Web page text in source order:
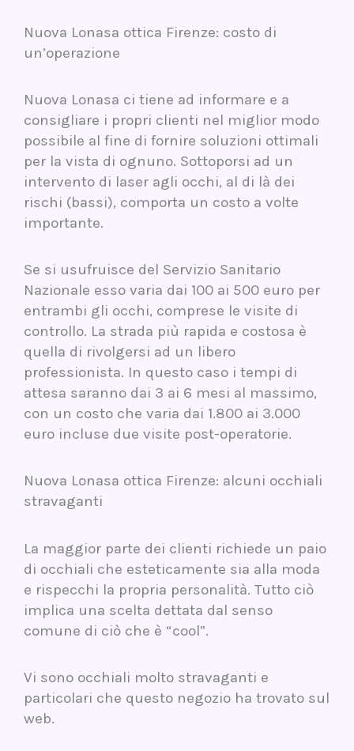
Nuova Lonasa ottica Firenze: costo di
un’operazione
Nuova Lonasa ci tiene ad informare e a
consigliare i propri clienti nel miglior modo
possibile al fine di fornire soluzioni ottimali
per la vista di ognuno. Sottoporsi ad un
intervento di laser agli occhi, al di là dei
rischi (bassi), comporta un costo a volte
importante.
Se si usufruisce del Servizio Sanitario
Nazionale esso varia dai 100 ai 500 euro per
entrambi gli occhi, comprese le visite di
controllo. La strada più rapida e costosa è
quella di rivolgersi ad un libero
professionista. In questo caso i tempi di
attesa saranno dai 3 ai 6 mesi al massimo,
con un costo che varia dai 1.800 ai 3.000
euro incluse due visite post-operatorie.
Nuova Lonasa ottica Firenze: alcuni occhiali
stravaganti
La maggior parte dei clienti richiede un paio
di occhiali che esteticamente sia alla moda
e rispecchi la propria personalità. Tutto ciò
implica una scelta dettata dal senso
comune di ciò che è “cool”.
Vi sono occhiali molto stravaganti e
particolari che questo negozio ha trovato sul
web.